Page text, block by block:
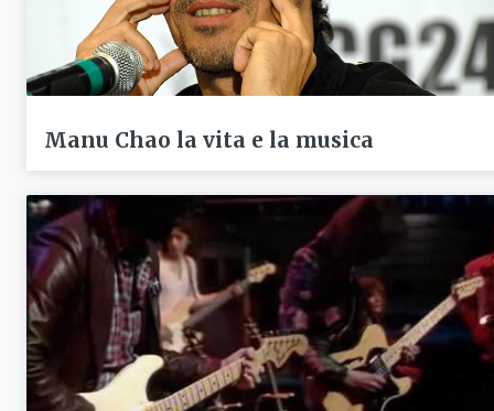
Manu Chao la vita e la musica